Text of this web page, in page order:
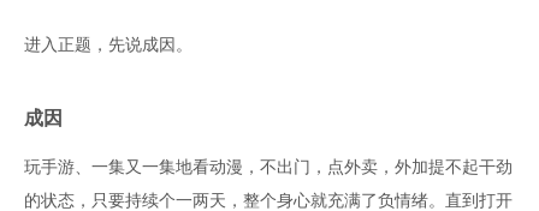
进入正题，先说成因。
成因
玩手游、一集又一集地看动漫，不出门，点外卖，外加提不起干劲
的状态，只要持续个一两天，整个身心就充满了负情绪。直到打开